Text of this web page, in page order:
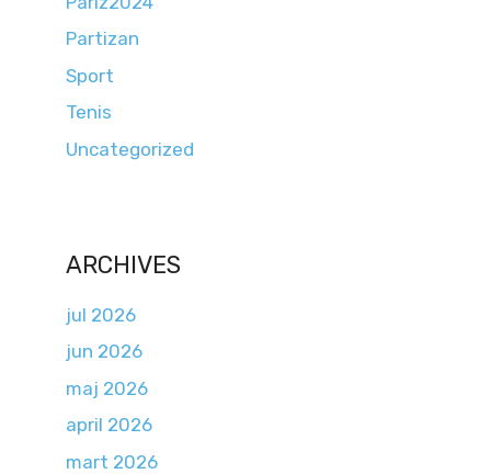
Partizan
Sport
Tenis
Uncategorized
ARCHIVES
jul 2026
jun 2026
maj 2026
april 2026
mart 2026